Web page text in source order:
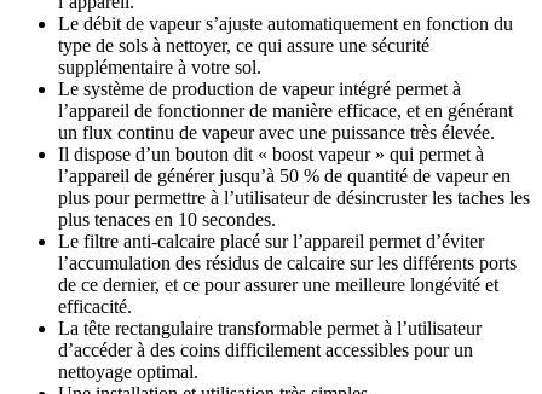
Le débit de vapeur s’ajuste automatiquement en fonction du
type de sols à nettoyer, ce qui assure une sécurité
supplémentaire à votre sol.
Le système de production de vapeur intégré permet à
l’appareil de fonctionner de manière efficace, et en générant
un flux continu de vapeur avec une puissance très élevée.
Il dispose d’un bouton dit « boost vapeur » qui permet à
l’appareil de générer jusqu’à 50 % de quantité de vapeur en
plus pour permettre à l’utilisateur de désincruster les taches les
plus tenaces en 10 secondes.
Le filtre anti-calcaire placé sur l’appareil permet d’éviter
l’accumulation des résidus de calcaire sur les différents ports
de ce dernier, et ce pour assurer une meilleure longévité et
efficacité.
La tête rectangulaire transformable permet à l’utilisateur
d’accéder à des coins difficilement accessibles pour un
nettoyage optimal.